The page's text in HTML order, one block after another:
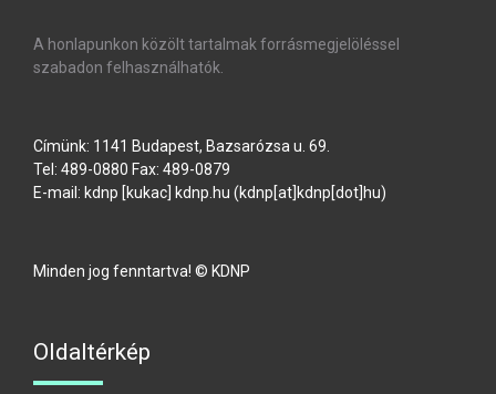
A honlapunkon közölt tartalmak forrásmegjelöléssel
szabadon felhasználhatók.
Címünk: 1141 Budapest, Bazsarózsa u. 69.
Tel: 489-0880 Fax: 489-0879
E-mail: kdnp [kukac] kdnp.hu (kdnp[at]kdnp[dot]hu)
Minden jog fenntartva! © KDNP
Oldaltérkép